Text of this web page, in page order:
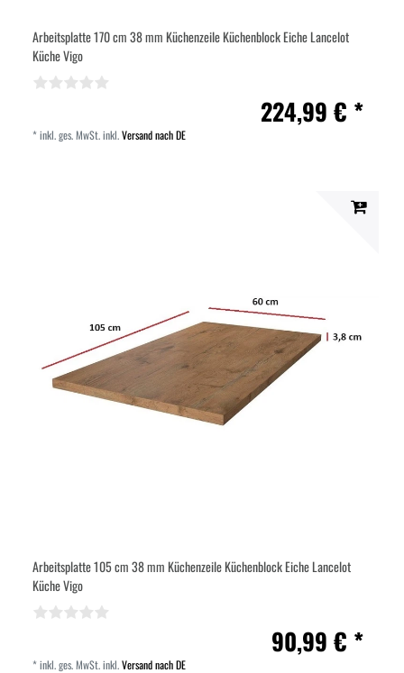
Arbeitsplatte 170 cm 38 mm Küchenzeile Küchenblock Eiche Lancelot
Küche Vigo
224,99 € *
*inkl. ges. MwSt.inkl.Versand nach DE
Arbeitsplatte 105 cm 38 mm Küchenzeile Küchenblock Eiche Lancelot
Küche Vigo
90,99 € *
*inkl. ges. MwSt.inkl.Versand nach DE